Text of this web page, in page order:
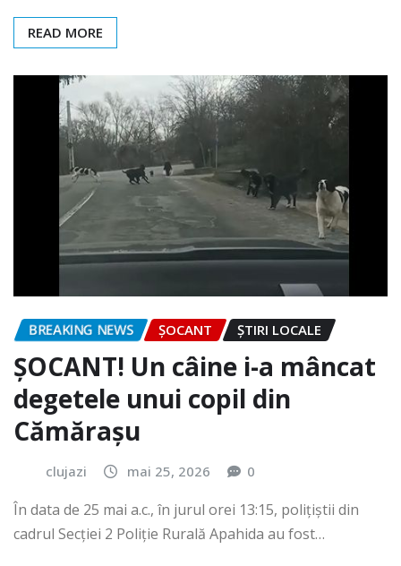
READ MORE
BREAKING NEWS ȘOCANT ȘTIRI LOCALE
ȘOCANT! Un câine i-a mâncat
degetele unui copil din
Cămărașu
clujazi mai 25, 2026 0
În data de 25 mai a.c., în jurul orei 13:15, polițiștii din
cadrul Secției 2 Poliție Rurală Apahida au fost…